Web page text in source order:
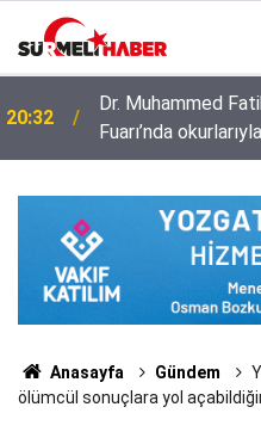
14:52
Diyanet İşleri
milyonları sevindirdi
Anasayfa Gündem
ölümcül sonuçlara yol